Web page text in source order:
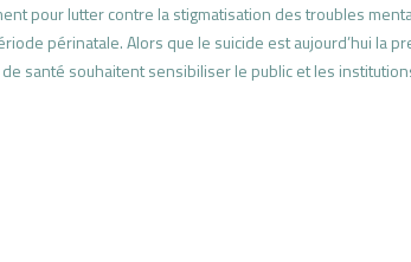
pour lutter contre la stigmatisation des troubles
périnatale. Alors que le suicide est aujourd’hui la
santé souhaitent sensibiliser le public et les